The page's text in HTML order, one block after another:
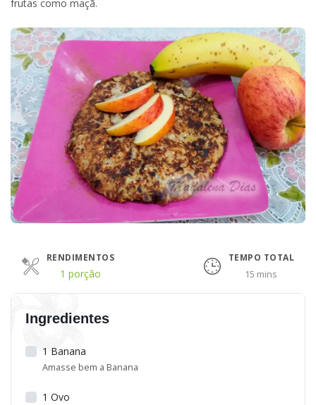
frutas como maçã.
RENDIMENTOS
1 porção
TEMPO TOTAL
15 mins
Ingredientes
1 Banana
Amasse bem a Banana
1 Ovo